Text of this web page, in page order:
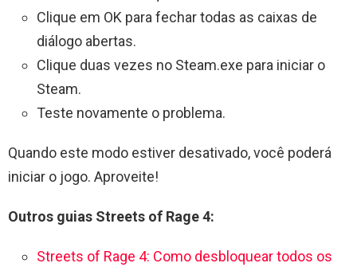
Clique em OK para fechar todas as caixas de
diálogo abertas.
Clique duas vezes no Steam.exe para iniciar o
Steam.
Teste novamente o problema.
Quando este modo estiver desativado, você poderá
iniciar o jogo. Aproveite!
Outros guias Streets of Rage 4:
Streets of Rage 4: Como desbloquear todos os